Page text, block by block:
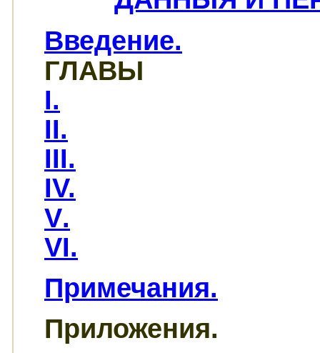
Введение.
ГЛАВЫ
I.
II.
III.
IV.
V.
VI.
Примечания.
Приложения.